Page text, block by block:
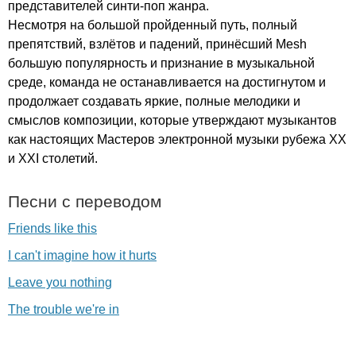
представителей синти-поп жанра.
Несмотря на большой пройденный путь, полный
препятствий, взлётов и падений, принёсший Mesh
большую популярность и признание в музыкальной
среде, команда не останавливается на достигнутом и
продолжает создавать яркие, полные мелодики и
смыслов композиции, которые утверждают музыкантов
как настоящих Мастеров электронной музыки рубежа XX
и XXI столетий.
Песни с переводом
Friends like this
I can't imagine how it hurts
Leave you nothing
The trouble we're in